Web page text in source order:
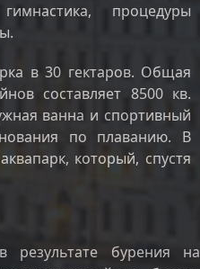
процедуры
в 30 гектаров. Общая
составляет 8500 кв.
ванна и спортивный
по плаванию. В
который, спустя
результате бурения на